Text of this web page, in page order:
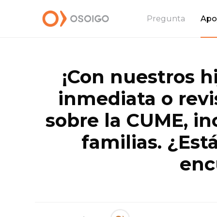
Pregunta
¡Con nuestros
inmediata o
sobre la CUME,
familias.